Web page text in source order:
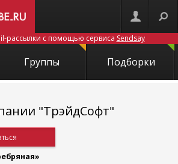
рассылки с помощью сервиса Sendsay
Группы Подборки
"ТрэйдСофт"